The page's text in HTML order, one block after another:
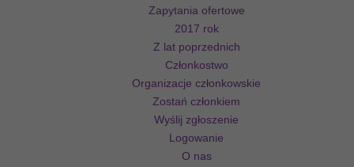
Zapytania ofertowe
2017 rok
Z lat poprzednich
Członkostwo
Organizacje członkowskie
Zostań członkiem
Wyślij zgłoszenie
Logowanie
O nas